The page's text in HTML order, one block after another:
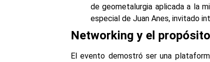
de geometalurgia aplicada a la
especial de Juan Anes, invitado
Networking y el propósito
El evento demostró ser una